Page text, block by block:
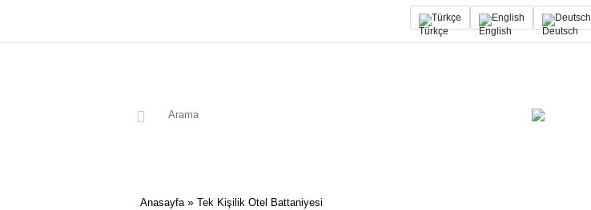
Türkçe English Deutsch
Anasayfa » Tek Kişilik Otel Battaniyesi